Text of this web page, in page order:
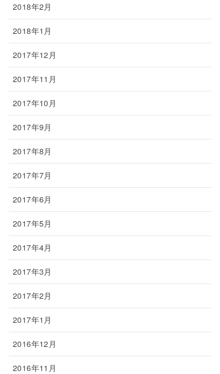
2018年2月
2018年1月
2017年12月
2017年11月
2017年10月
2017年9月
2017年8月
2017年7月
2017年6月
2017年5月
2017年4月
2017年3月
2017年2月
2017年1月
2016年12月
2016年11月